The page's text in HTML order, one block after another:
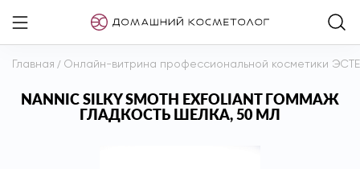
Главная / Онлайн-витрина профессиональной косметики
NANNIC SILKY SMOTH EXFOLIANT ГОММАЖ
ГЛАДКОСТЬ ШЕЛКА, 50 МЛ